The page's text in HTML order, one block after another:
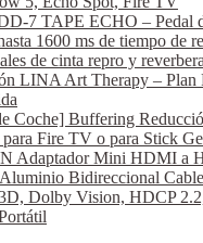
7 TAPE ECHO – Pedal
1600 ms de tiempo de
de cinta repro y
LINA Art Therapy – Plan
Coche] Buffering
Fire TV o para Stick
Adaptador Mini HDMI a
Bidireccional
Dolby Vision, HDCP